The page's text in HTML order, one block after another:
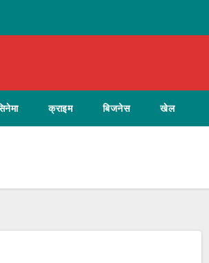
क्राइम बिजनेस खेल